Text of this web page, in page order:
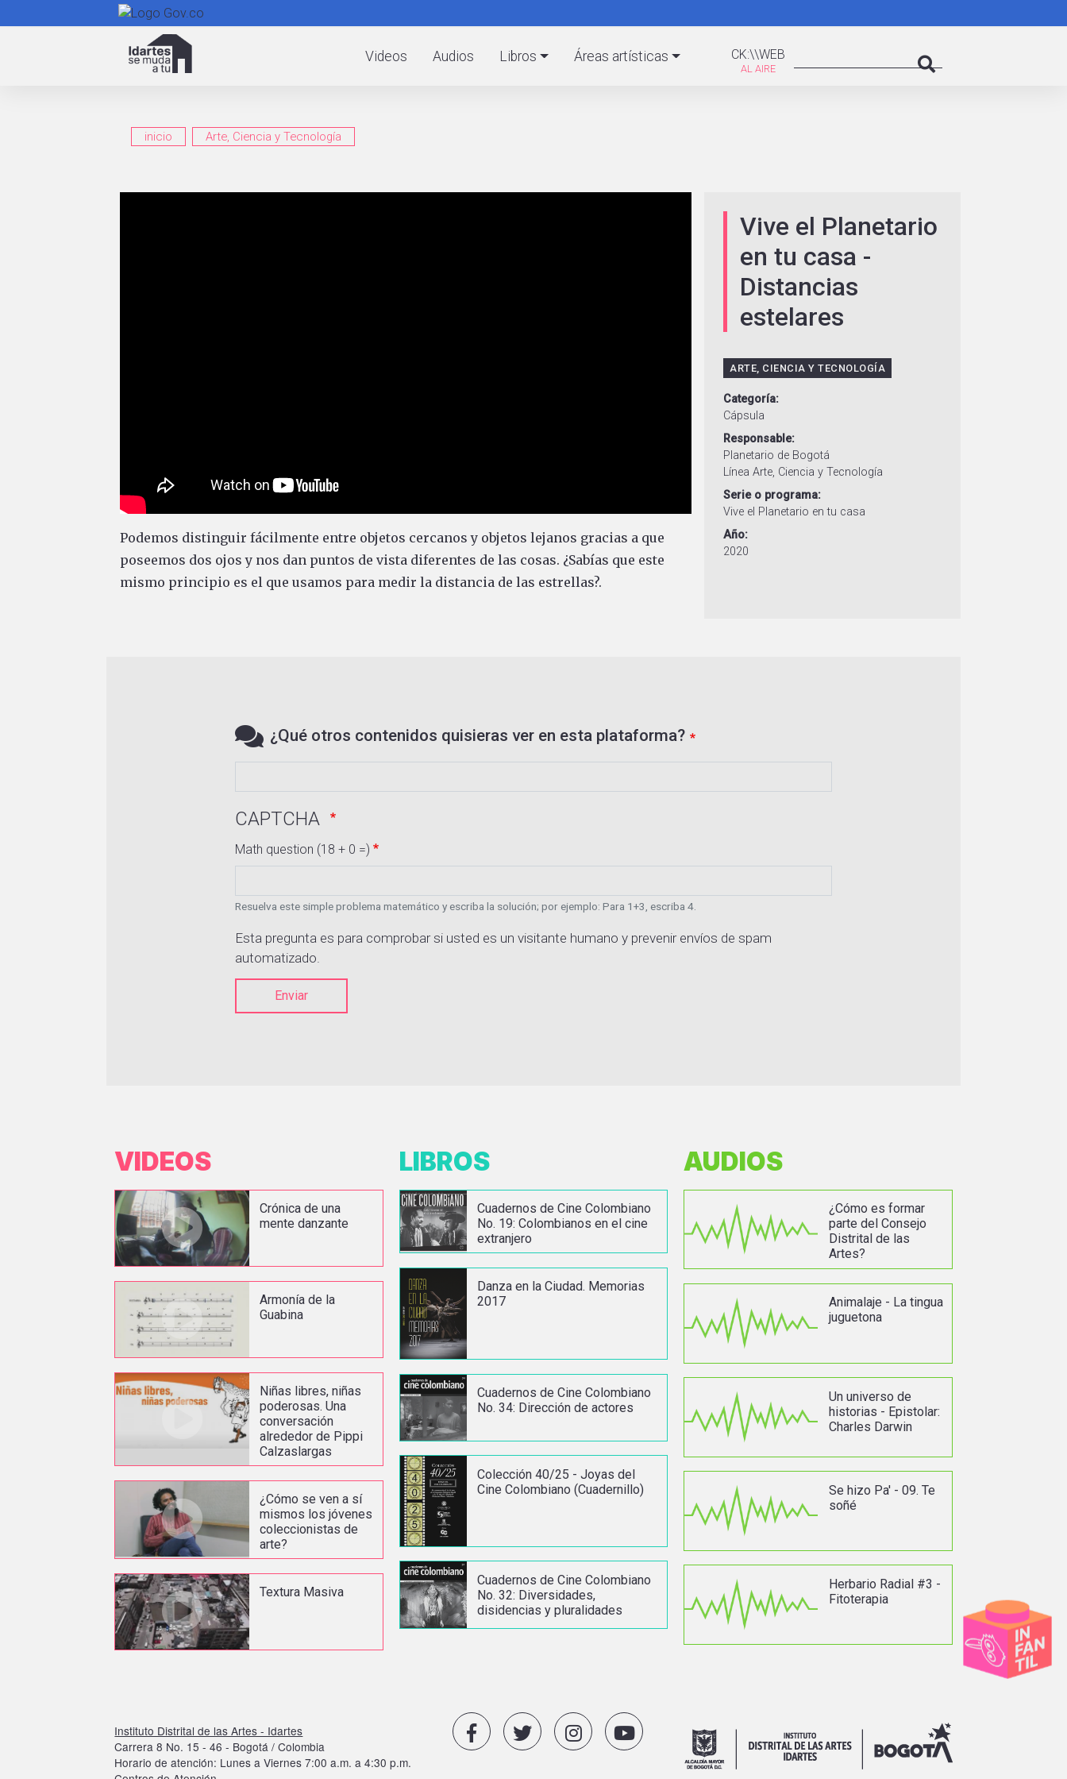
al
contenido
CK:\WEB
CK:\\WEB
Videos Audios Libros Áreas artísticas
inicio Arte, Ciencia y Tecnología
Podemos distinguir fácilmente entre objetos cercanos y objetos lejanos gracias a que
poseemos dos ojos y nos dan puntos de vista diferentes de las cosas. ¿Sabías que este
mismo principio es el que usamos para medir la distancia de las estrellas?.
Vive el Planetario
en tu casa -
Distancias
estelares
ARTE, CIENCIA Y TECNOLOGÍA
Categoría
Cápsula
Responsable
Planetario de Bogotá
Línea Arte, Ciencia y Tecnología
Serie o programa
Vive el Planetario en tu casa
Año
2020
¿Qué otros contenidos quisieras ver en esta plataforma?
CAPTCHA
Math question (18 + 0 =)
Resuelva este simple problema matemático y escriba la solución; por ejemplo: Para 1+3, escriba 4.
Esta pregunta es para comprobar si usted es un visitante humano y prevenir envíos de spam
automatizado.
Enviar
VIDEOS
Crónica de una
mente danzante
Armonía de la
Guabina
Niñas libres, niñas
poderosas. Una
conversación
alrededor de Pippi
Calzaslargas
¿Cómo se ven a sí
mismos los jóvenes
coleccionistas de
arte?
Textura Masiva
LIBROS
Cuadernos de Cine Colombiano
No. 19: Colombianos en el cine
extranjero
Danza en la Ciudad. Memorias
2017
Cuadernos de Cine Colombiano
No. 34: Dirección de actores
Colección 40/25 - Joyas del
Cine Colombiano (Cuadernillo)
Cuadernos de Cine Colombiano
No. 32: Diversidades,
disidencias y pluralidades
AUDIOS
¿Cómo es formar
parte del Consejo
Distrital de las
Artes?
Animalaje - La tingua
juguetona
Un universo de
historias - Epistolar:
Charles Darwin
Se hizo Pa' - 09. Te
soñé
Herbario Radial #3 -
Fitoterapia
Instituto Distrital de las Artes - Idartes
Carrera 8 No. 15 - 46 - Bogotá / Colombia
Horario de atención: Lunes a Viernes 7:00 a.m. a 4:30 p.m.